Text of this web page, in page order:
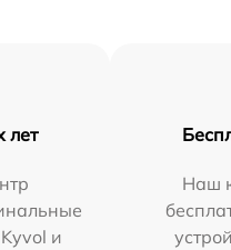
лет
и
Наш